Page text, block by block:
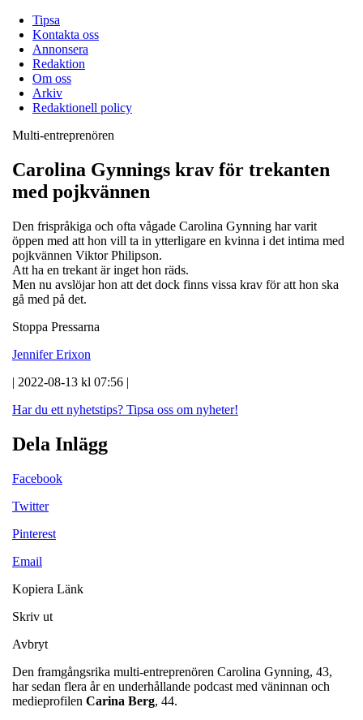
Tipsa
Kontakta oss
Annonsera
Redaktion
Om oss
Arkiv
Redaktionell policy
Multi-entreprenören
Carolina Gynnings krav för trekanten
med pojkvännen
Den frispråkiga och ofta vågade Carolina Gynning har varit
öppen med att hon vill ta in ytterligare en kvinna i det intima med
pojkvännen Viktor Philipson.
Att ha en trekant är inget hon räds.
Men nu avslöjar hon att det dock finns vissa krav för att hon ska
gå med på det.
Stoppa Pressarna
Jennifer Erixon
| 2022-08-13 kl 07:56 |
Har du ett nyhetstips? Tipsa oss om nyheter!
Dela Inlägg
Facebook
Twitter
Pinterest
Email
Kopiera Länk
Skriv ut
Avbryt
Den framgångsrika multi-entreprenören Carolina Gynning, 43,
har sedan flera år en underhållande podcast med väninnan och
medieprofilen Carina Berg, 44.